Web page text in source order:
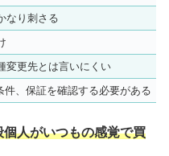
なり刺さる
変更先とは言いにくい
件、保証を確認する必要がある
人がいつもの感覚で買